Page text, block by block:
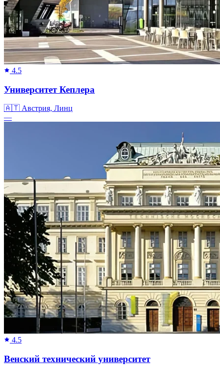
4.5
Университет Кеплера
🇦🇹 Австрия, Линц
—
4.5
Венский технический университет